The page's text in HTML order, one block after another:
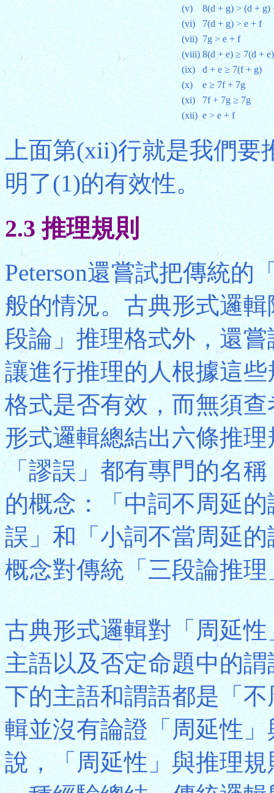
(v)
8(d + g) > (d + g)
(vi)
7(d + g) > e + f
(vii) 7g > e + f
(viii) 8(d + e) ≥ 7(d +
(ix)
d + e ≥ 7(f + g)
(x)
e ≥ 7f + 7g
(xi)
7f + 7g ≥ 7g
(xii) e > e + f
上面第(xii)行就是我們要
明了(1)的有效性。
2.3 推理規則
Peterson還嘗試把傳統的
般的情況。古典形式邏
段論」推理格式外，還
讓進行推理的人根據這
格式是否有效，而無須
形式邏輯總結出六條推
「謬誤」都有專門的名
的概念：「中詞不周延
誤」和「小詞不當周延
概念對傳統「三段論推
古典形式邏輯對「周延
主語以及否定命題中的
下的主語和謂語都是「
輯並沒有論證「周延性
說，「周延性」與推理